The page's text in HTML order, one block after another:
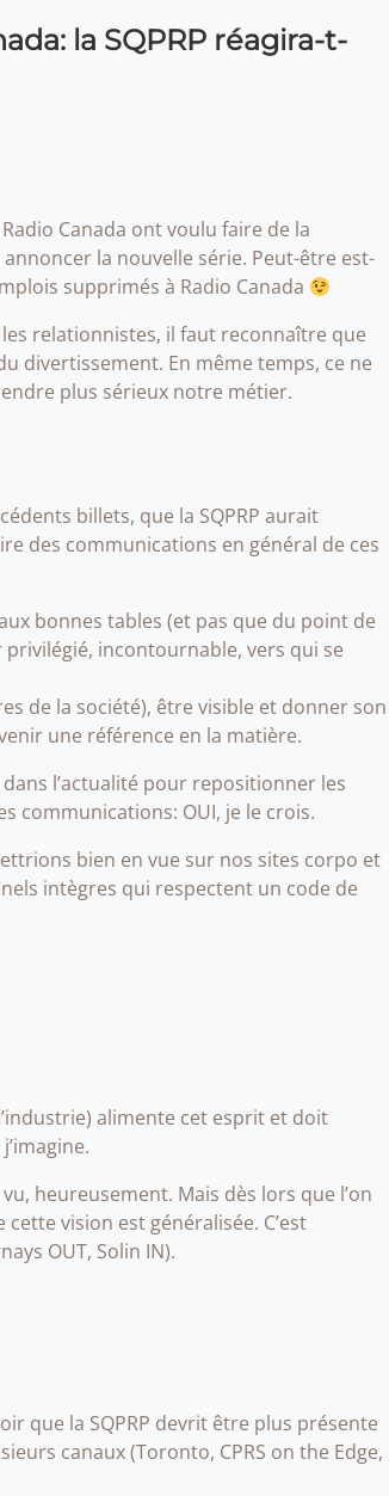
la SQPRP réagira-t-
Canada ont voulu faire de la
la nouvelle série. Peut-être est-
supprimés à Radio Canada
relationnistes, il faut reconnaître que
divertissement. En même temps, ce ne
plus sérieux notre métier.
billets, que la SQPRP aurait
des communications en général de ces
bonnes tables (et pas que du point de
privilégié, incontournable, vers qui se
de la société), être visible et donner son
une référence en la matière.
l’actualité pour repositionner les
communications: OUI, je le crois.
bien en vue sur nos sites corpo et
intègres qui respectent un code de
alimente cet esprit et doit
heureusement. Mais dès lors que l’on
vision est généralisée. C’est
OUT, Solin IN).
que la SQPRP devrit être plus présente
canaux (Toronto, CPRS on the Edge,